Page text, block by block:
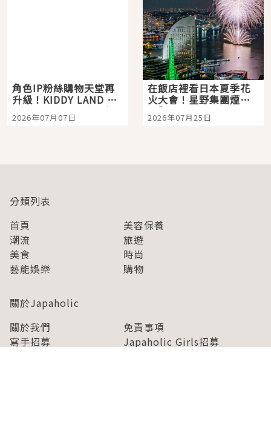
角色IP粉絲購物天堂再
升級！KIDDY LAND 原
宿店吉伊卡哇迎客，新
開幕 OMOKADO 店3分
2026年07月07日
在飯店裡看日本夏季花
火大會！星野集團煙火
景觀飯店6選，讓你不用
人擠人悠閒欣賞
2026年07月25日
分類列表
首頁
美容保養
潮流
旅遊
美食
時尚
藝能娛樂
購物
關於Japaholic
關於我們
免責事項
寫手招募
Japaholic Girls招募